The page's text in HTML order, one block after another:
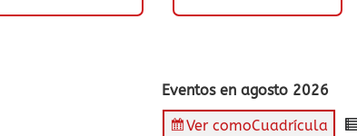
Eventos en agosto 2026
Ver comoCuadrícula